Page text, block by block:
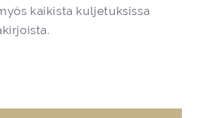
kaikista kuljetuksissa